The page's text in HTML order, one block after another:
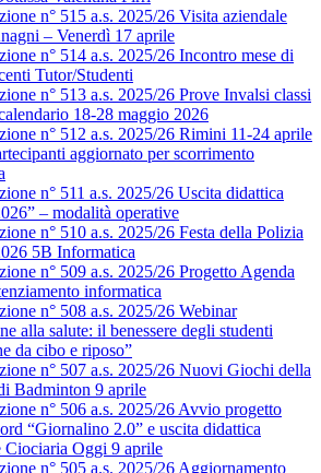
n° 515 a.s. 2025/26 Visita aziendale
– Venerdì 17 aprile
n° 514 a.s. 2025/26 Incontro mese di
Tutor/Studenti
n° 513 a.s. 2025/26 Prove Invalsi classi
18-28 maggio 2026
n° 512 a.s. 2025/26 Rimini 11-24 aprile
aggiornato per scorrimento
n° 511 a.s. 2025/26 Uscita didattica
– modalità operative
n° 510 a.s. 2025/26 Festa della Polizia
5B Informatica
n° 509 a.s. 2025/26 Progetto Agenda
informatica
n° 508 a.s. 2025/26 Webinar
alla salute: il benessere degli studenti
da cibo e riposo”
n° 507 a.s. 2025/26 Nuovi Giochi della
Badminton 9 aprile
n° 506 a.s. 2025/26 Avvio progetto
“Giornalino 2.0” e uscita didattica
Ciociaria Oggi 9 aprile
n° 505 a.s. 2025/26 Aggiornamento